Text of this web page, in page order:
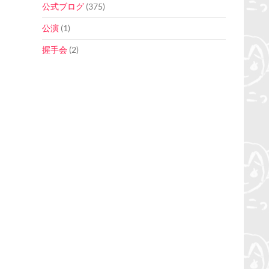
公式ブログ (375)
公演 (1)
握手会 (2)